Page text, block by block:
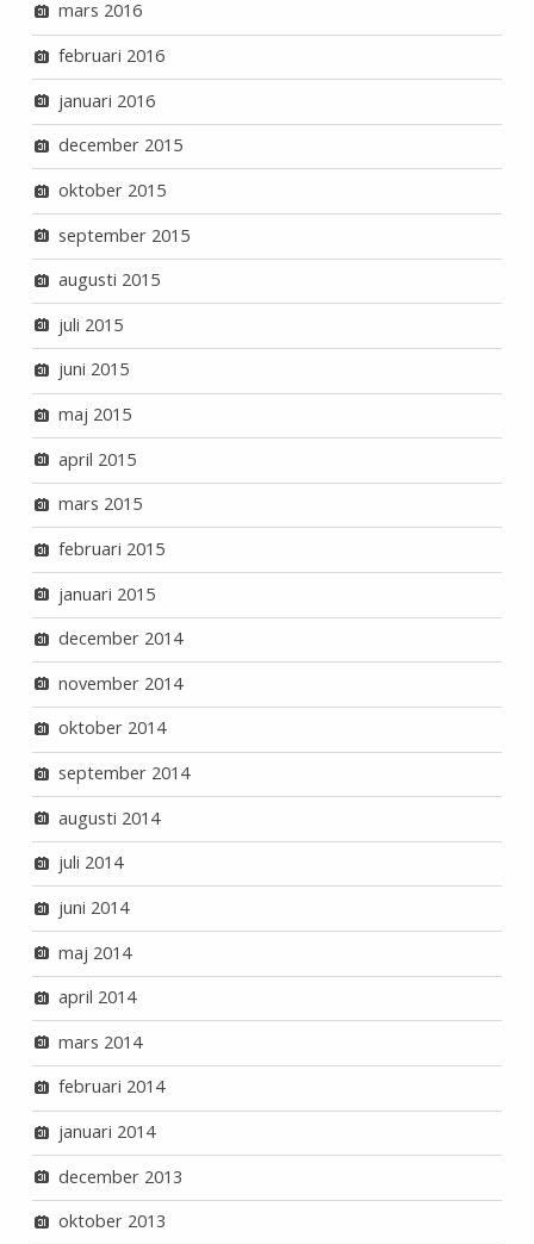
mars 2016
februari 2016
januari 2016
december 2015
oktober 2015
september 2015
augusti 2015
juli 2015
juni 2015
maj 2015
april 2015
mars 2015
februari 2015
januari 2015
december 2014
november 2014
oktober 2014
september 2014
augusti 2014
juli 2014
juni 2014
maj 2014
april 2014
mars 2014
februari 2014
januari 2014
december 2013
oktober 2013